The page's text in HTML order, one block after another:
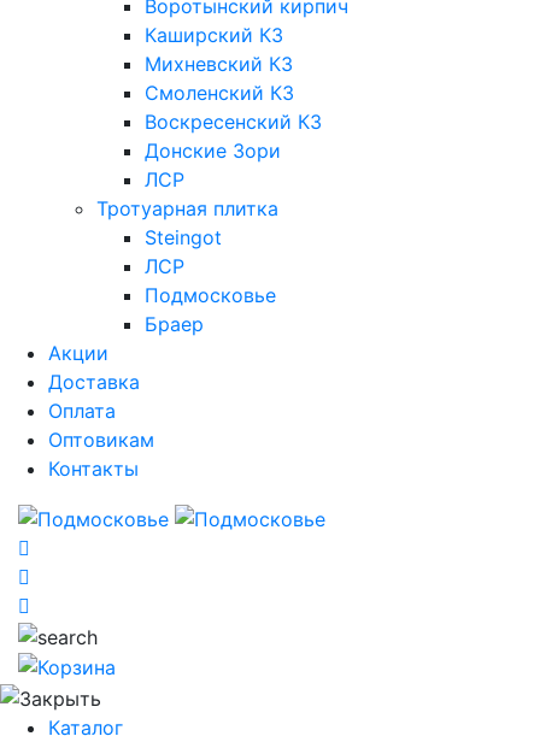
Воротынский кирпич
Каширский КЗ
Михневский КЗ
Смоленский КЗ
Воскресенский КЗ
Донские Зори
ЛСР
Тротуарная плитка
Steingot
ЛСР
Подмосковье
Браер
Акции
Доставка
Оплата
Оптовикам
Контакты
Каталог